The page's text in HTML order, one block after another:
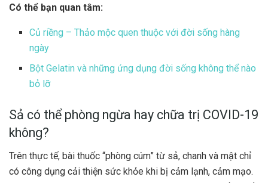
Có thể bạn quan tâm:
Củ riềng – Thảo mộc quen thuộc với đời sống hàng
ngày
Bột Gelatin và những ứng dụng đời sống không thể nào
bỏ lỡ
Sả có thể phòng ngừa hay chữa trị COVID-19
không?
Trên thực tế, bài thuốc “phòng cúm” từ sả, chanh và mật chỉ
có công dụng cải thiện sức khỏe khi bị cảm lạnh, cảm mạo.